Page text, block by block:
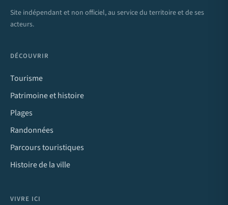
Site indépendant et non officiel, au service du territoire et de ses
acteurs.
DÉCOUVRIR
Tourisme
Patrimoine et histoire
Plages
Randonnées
Parcours touristiques
Histoire de la ville
VIVRE ICI